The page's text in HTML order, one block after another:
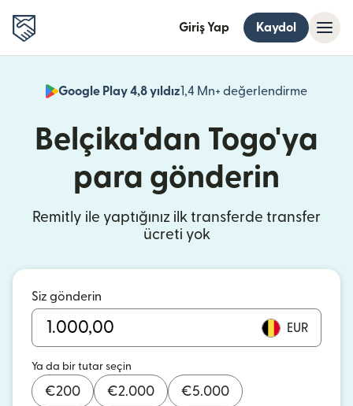
Giriş Yap Kaydol
Google Play 4,8 yıldız1,4 Mn+ değerlendirme
Belçika'dan Togo'ya
para gönderin
Remitly ile yaptığınız ilk transferde transfer
ücreti yok
Siz gönderin
EUR
Ya da bir tutar seçin
€200 €2.000 €5.000